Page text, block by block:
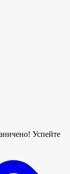
Успейте